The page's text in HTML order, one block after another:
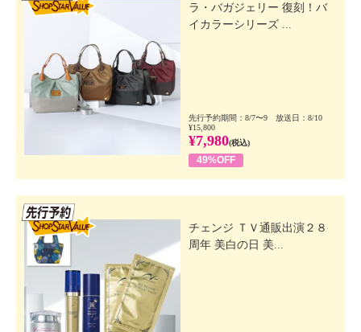
ラ・バガジェリー 復刻！バ
イカラーシリーズ ...
先行予約期間：8/7〜9 放送日：8/10
¥15,800
¥7,980(税込)
49%OFF
チェンジ ＴＶ通販出演２８
周年 美白の日 美...